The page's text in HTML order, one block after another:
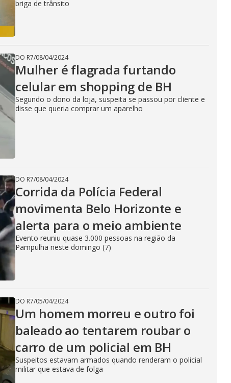
briga de trânsito
DO R7/08/04/2024
Mulher é flagrada furtando
celular em shopping de BH
Segundo o dono da loja, suspeita se passou por cliente e
disse que queria comprar um aparelho
DO R7/08/04/2024
Corrida da Polícia Federal
movimenta Belo Horizonte e
alerta para o meio ambiente
Evento reuniu quase 3.000 pessoas na região da
Pampulha neste domingo (7)
DO R7/05/04/2024
Um homem morreu e outro foi
baleado ao tentarem roubar o
carro de um policial em BH
Suspeitos estavam armados quando renderam o policial
militar que estava de folga